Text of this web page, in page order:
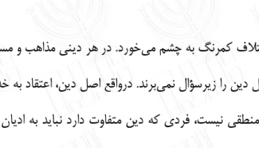
کمرنگ به چشم می‌خورد. در هر دینی مذاهب
را زیرسؤال نمی‌برند. درواقع اصل دین، اعتقاد به
نیست، فردی که دین متفاوت دارد نباید به ادیان